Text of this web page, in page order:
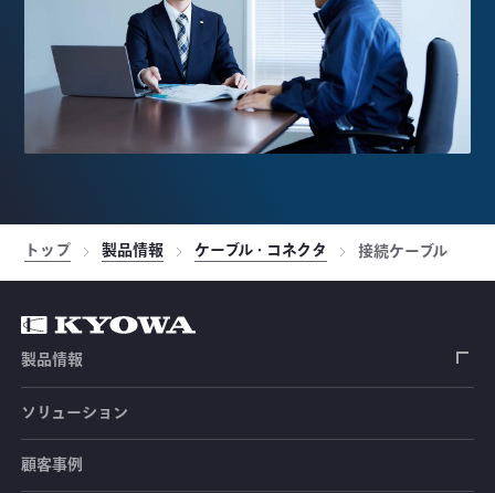
トップ 製品情報 ケーブル・コネクタ 接続ケーブル
製品情報
ひずみゲージ
センサ（変換器）
ソリューション
顧客事例